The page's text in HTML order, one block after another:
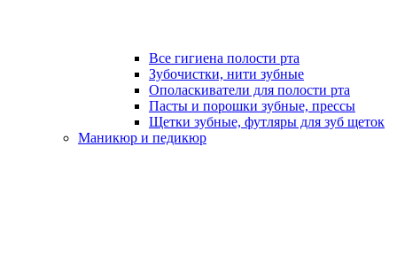
Все гигиена полости рта
Зубочистки, нити зубные
Ополаскиватели для полости рта
Пасты и порошки зубные, прессы
Щетки зубные, футляры для зуб щеток
Маникюр и педикюр